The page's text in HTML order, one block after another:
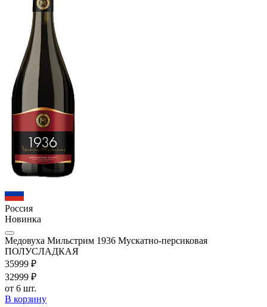
Россия
Новинка
Медовуха Мильстрим 1936 Мускатно-персиковая
ПОЛУСЛАДКАЯ
35999 ₽
32999 ₽
от 6 шт.
В корзину